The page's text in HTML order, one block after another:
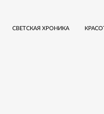
СВЕТСКАЯ ХРОНИКА